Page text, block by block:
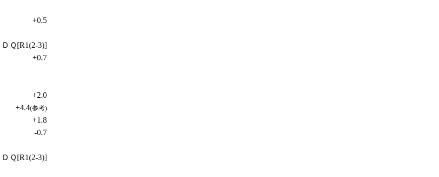
+0.5
ＤＱ[R1(2-3)]
+0.7
+2.0
+4.4(参考)
+1.8
-0.7
ＤＱ[R1(2-3)]